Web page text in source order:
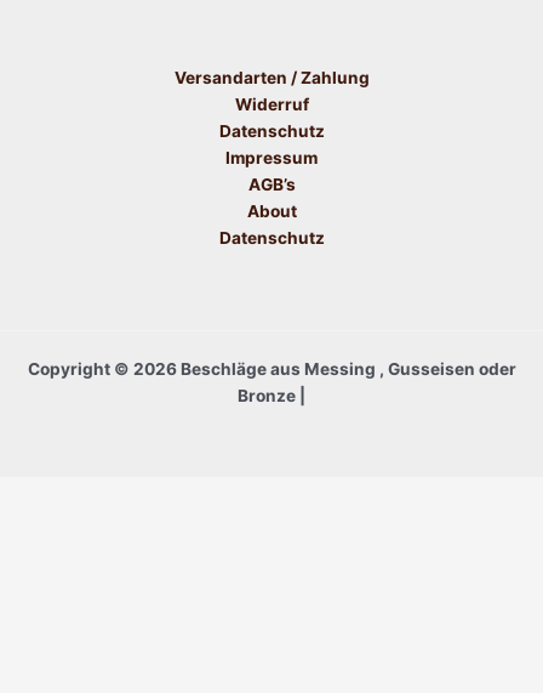
Versandarten / Zahlung
Widerruf
Datenschutz
Impressum
AGB’s
About
Datenschutz
Copyright © 2026 Beschläge aus Messing , Gusseisen oder
Bronze |